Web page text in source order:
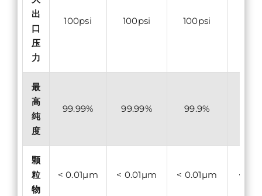
出
口
压
力
100psi 100psi 100psi
最
高
纯
度
99.99% 99.99% 99.9%
颗
粒
物
< 0.01µm < 0.01µm < 0.01µm <